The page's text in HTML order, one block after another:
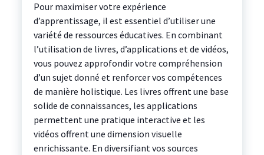
Pour maximiser votre expérience
d’apprentissage, il est essentiel d’utiliser une
variété de ressources éducatives. En combinant
l’utilisation de livres, d’applications et de vidéos,
vous pouvez approfondir votre compréhension
d’un sujet donné et renforcer vos compétences
de manière holistique. Les livres offrent une base
solide de connaissances, les applications
permettent une pratique interactive et les
vidéos offrent une dimension visuelle
enrichissante. En diversifiant vos sources